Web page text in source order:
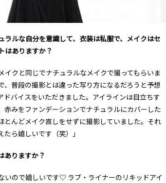
ルな自分を意識して、衣装は私服で、メイクはセ
はありますか？
イクと同じでナチュラルなメイクで撮ってもらいま
普段の撮影とは違った写り方になるだろうと予想
バイスをいただきました。アイラインは目立ちす
みをファンデーションでナチュラルにカバーした
とんどメイク直しをせずに撮影していました。それ
ら嬉しいです（笑）」
ありますか？
いので嬉しいです♡ ラブ・ライナーのリキッドアイ